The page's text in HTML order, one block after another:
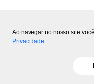
Ao navegar no nosso site
Privacidade